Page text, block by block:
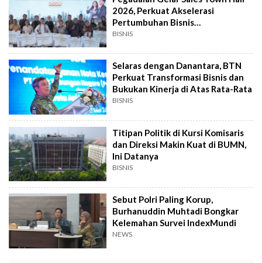
2026, Perkuat Akselerasi
Pertumbuhan Bisnis
Berkelanjutan
BISNIS
Selaras dengan Danantara, BTN
Perkuat Transformasi Bisnis dan
Bukukan Kinerja di Atas Rata-Rata
BISNIS
Titipan Politik di Kursi Komisaris
dan Direksi Makin Kuat di BUMN,
Ini Datanya
BISNIS
Sebut Polri Paling Korup,
Burhanuddin Muhtadi Bongkar
Kelemahan Survei IndexMundi
NEWS